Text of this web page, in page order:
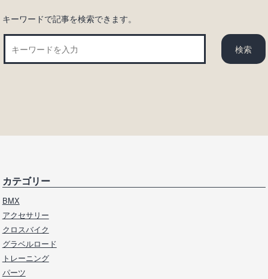
キーワードで記事を検索できます。
カテゴリー
BMX
アクセサリー
クロスバイク
グラベルロード
トレーニング
パーツ